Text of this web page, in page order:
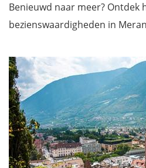
Benieuwd naar meer? Ontdek
bezienswaardigheden in